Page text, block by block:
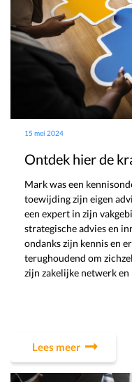
15 mei 2024
Ontdek hier de
Mark was een
toewijding zijn eigen
een expert in zijn
strategische advies en
ondanks zijn kennis en
terughoudend om
zijn zakelijke netwerk
Lees meer